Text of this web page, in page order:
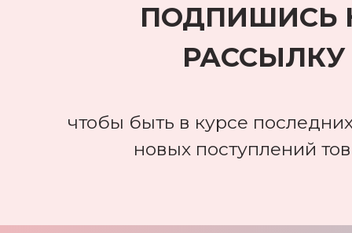
ПОДПИШИСЬ
РАССЫЛКУ
чтобы быть в курсе
новых поступлений